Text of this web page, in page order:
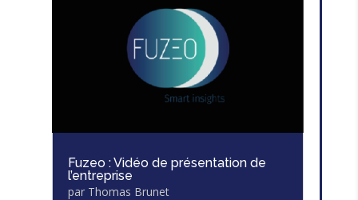
Fuzeo : Vidéo de présentation de
l’entreprise
par Thomas Brunet